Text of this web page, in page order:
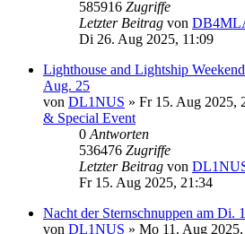
585916 Zugriffe
Letzter Beitrag von
Di 26. Aug 2025, 11:09
Lighthouse and Lightship
Aug. 25
von DL1NUS » Fr 15. Aug 2025,
& Special Event
0 Antworten
536476 Zugriffe
Letzter Beitrag von
Fr 15. Aug 2025, 21:34
Nacht der Sternschnuppen am Di.
von DL1NUS » Mo 11. Aug